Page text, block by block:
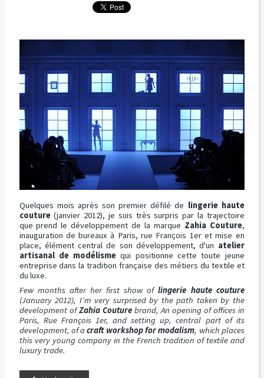
Quelques mois après son premier défilé de lingerie haute
couture(janvier 2012), je suis très surpris par la trajectoire
que prend le développement de la marque Zahia Couture,
inauguration de bureaux à Paris, rue François 1er et mise en
place, élément central de son développement, d'un atelier
artisanal de modélisme qui positionne cette toute jeune
entreprise dans la tradition française des métiers du textile et
du luxe.
Few months after her first show oflingerie haute couture
(January 2012), I’m very surprised by the path taken by the
development ofZahia Couturebrand, An opening of offices in
Paris, Rue François 1er, and setting up, central part of its
development, of acraft workshop for modalism, which places
this very young company in the French tradition of textile and
luxury trade.